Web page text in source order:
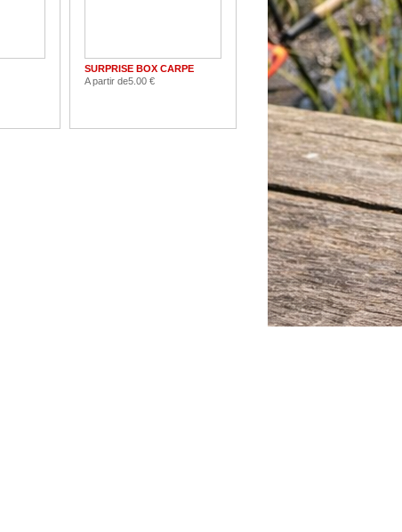
SURPRISE BOX CARPE
A partir de5.00 €